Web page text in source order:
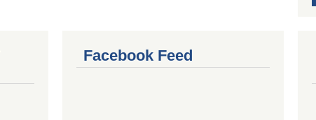
Facebook Feed